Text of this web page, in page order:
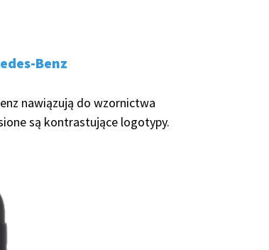
Benz
nawiązują do wzornictwa
są kontrastujące logotypy.